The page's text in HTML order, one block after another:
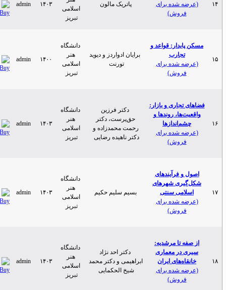
شده برای
پاتریک مالون
اسلامی
admin
قواعد و
شده برای
برایان ادواردز و دیوید
تورنت
هنر
اسلامی
admin
تجاری و بازار:
روندها و
چشم‌اندازها
شده برای
دکتر فرزین
حق‌پرست، دکتر
رحمت محمدزاده و
دکتر ناهیده رضایی
دانشگاه
هنر
اسلامی
تبریز
admin
و فرآیندهای
شهرهای
سنتی
شده برای
بسیم سلیم حکیم
اسلامی
admin
تا مرشدیه:
در معماری
ایران
شده برای
دکتر احد نژاد
ابراهیمی و دکتر محمد
شیخ الحکمایی
دانشگاه
هنر
اسلامی
تبریز
admin